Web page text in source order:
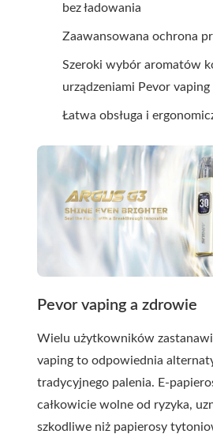
bez ładowania
Zaawansowana ochrona
Szeroki wybór aromatów
urządzeniami Pevor vaping
Łatwa obsługa i
Pevor vaping a zdrowie
Wielu użytkowników
vaping to odpowiednia
tradycyjnego palenia. E-
całkowicie wolne od ryzyka,
szkodliwe niż papierosy